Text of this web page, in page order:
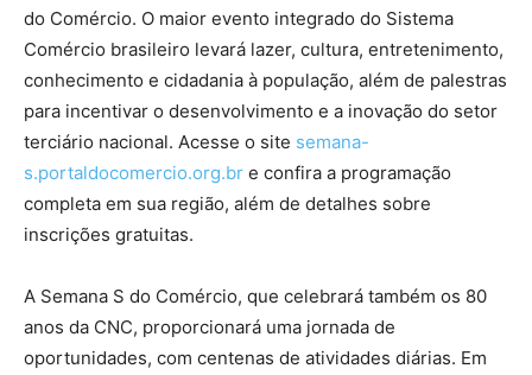
do Comércio. O maior evento integrado do Sistema
Comércio brasileiro levará lazer, cultura, entretenimento,
conhecimento e cidadania à população, além de palestras
para incentivar o desenvolvimento e a inovação do setor
terciário nacional. Acesse o site semana-
s.portaldocomercio.org.br e confira a programação
completa em sua região, além de detalhes sobre
inscrições gratuitas.
A Semana S do Comércio, que celebrará também os 80
anos da CNC, proporcionará uma jornada de
oportunidades, com centenas de atividades diárias. Em